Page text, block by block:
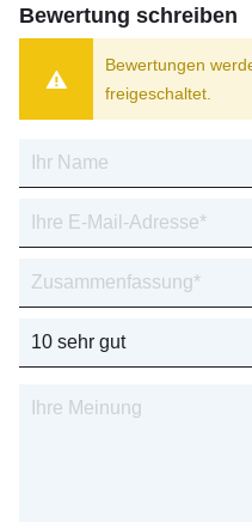
Bewertung schreiben
Bewertungen
freigeschaltet.